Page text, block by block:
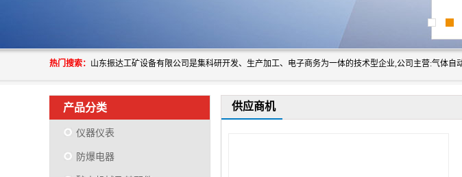
热门搜索：
产品分类
仪器仪表
防爆电器
供应商机